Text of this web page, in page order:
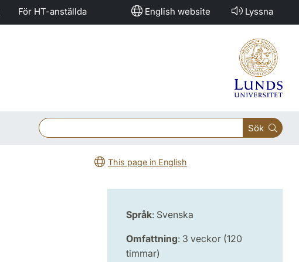
För HT-anställda English website Lyssna
Sök
This page in English
Språk: Svenska
Omfattning: 3 veckor (120
timmar)